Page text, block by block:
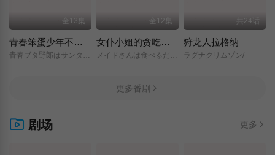
全13集
青春笨蛋少年不做圣诞服女郎的梦
全12集
女仆小姐的贪吃日常
メイドさんは食べるだけ/
共24话
狩龙人拉格纳
ラグナクリムゾン/
更多番剧
剧场 更多